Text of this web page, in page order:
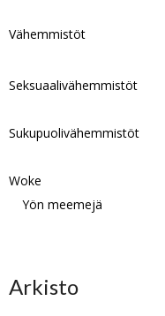
Vähemmistöt
Seksuaalivähemmistöt
Sukupuolivähemmistöt
Woke
Yön meemejä
Arkisto